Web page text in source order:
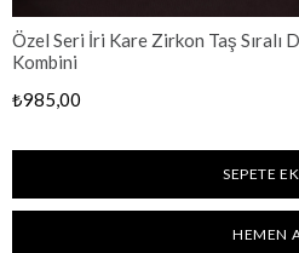
Özel Seri İri Kare Zirkon Taş Sıralı
Kombini
₺985,00